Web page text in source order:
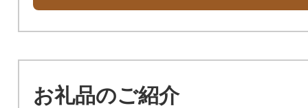
お礼品のご紹介